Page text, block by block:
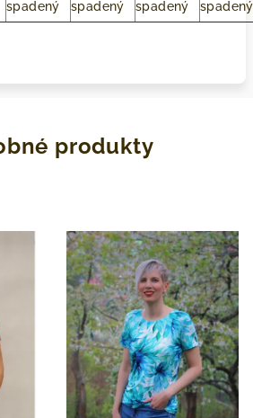
spadený spadený spadený spadený
produkty